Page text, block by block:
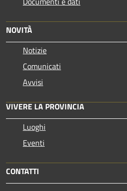
NOVITÀ
Notizie
Comunicati
Avvisi
VIVERE LA PROVINCIA
Luoghi
Eventi
CONTATTI